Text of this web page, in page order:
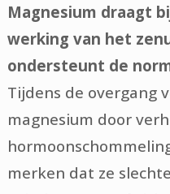
Magnesium draagt
werking van het
ondersteunt de
Tijdens de overgang
magnesium door
merken dat ze